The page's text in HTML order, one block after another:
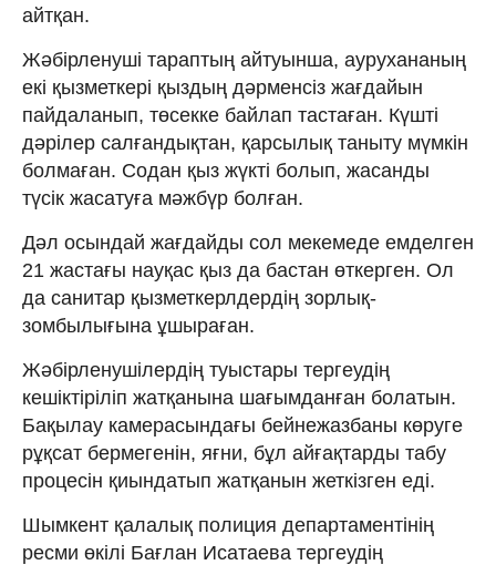
айтқан.
Жәбірленуші тараптың айтуынша, аурухананың
екі қызметкері қыздың дәрменсіз жағдайын
пайдаланып, төсекке байлап тастаған. Күшті
дәрілер салғандықтан, қарсылық таныту мүмкін
болмаған. Содан қыз жүкті болып, жасанды
түсік жасатуға мәжбүр болған.
Дәл осындай жағдайды сол мекемеде емделген
21 жастағы науқас қыз да бастан өткерген. Ол
да санитар қызметкерлдердің зорлық-
зомбылығына ұшыраған.
Жәбірленушілердің туыстары тергеудің
кешіктіріліп жатқанына шағымданған болатын.
Бақылау камерасындағы бейнежазбаны көруге
рұқсат бермегенін, яғни, бұл айғақтарды табу
процесін қиындатып жатқанын жеткізген еді.
Шымкент қалалық полиция департаментінің
ресми өкілі Бағлан Исатаева тергеудің